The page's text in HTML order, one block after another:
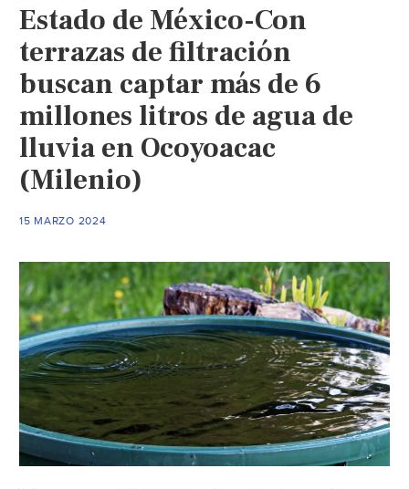
México
vive
en
sequía
severa,
extrema
o
excepcional
Estado de México-Con
terrazas de filtración
buscan captar más de 6
millones litros de agua de
lluvia en Ocoyoacac
(Milenio)
15 MARZO 2024